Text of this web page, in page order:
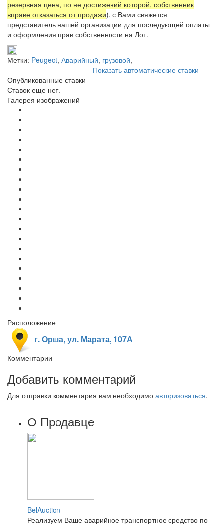
резервная цена, по не достижений которой, собственник
вправе отказаться от продажи), с Вами свяжется
представитель нашей организации для последующей оплаты
и оформления прав собственности на Лот.
Метки: Peugeot, Аварийный, грузовой,
Показать автоматические ставки
Опубликованные ставки
Ставок еще нет.
Галерея изображений
Расположение
г. Орша, ул. Марата, 107А
Комментарии
Добавить комментарий
Для отправки комментария вам необходимо авторизоваться.
О Продавце
BelAuction
Реализуем Ваше аварийное транспортное средство по